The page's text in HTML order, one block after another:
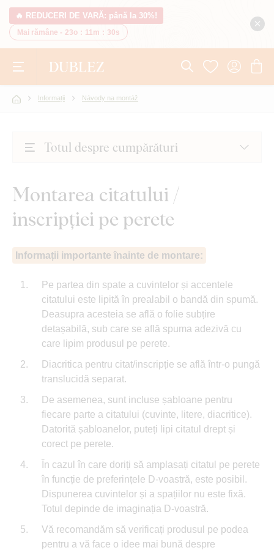
🔥 REDUCERI DE VARĂ: până la 30%!
Mai rămâne - 23o : 11m : 29s
Informații Návody na montáž
Totul despre cumpărături
Montarea citatului /
inscripției pe perete
Informații importante înainte de montare:
Pe partea din spate a cuvintelor și accentele
citatului este lipită în prealabil o bandă din spumă.
Deasupra acesteia se află o folie subțire
detașabilă, sub care se află spuma adezivă cu
care lipim produsul pe perete.
Diacritica pentru citat/inscripție se află într-o pungă
translucidă separat.
De asemenea, sunt incluse șabloane pentru
fiecare parte a citatului (cuvinte, litere, diacritice).
Datorită șabloanelor, puteți lipi citatul drept și
corect pe perete.
În cazul în care doriți să amplasați citatul pe perete
în funcție de preferințele D-voastră, este posibil.
Dispunerea cuvintelor și a spațiilor nu este fixă.
Totul depinde de imaginația D-voastră.
Vă recomandăm să verificați produsul pe podea
pentru a vă face o idee mai bună despre